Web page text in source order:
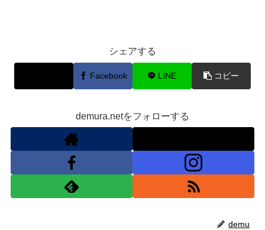
シェアする
Facebook LINE コピー
demura.netをフォローする
demu